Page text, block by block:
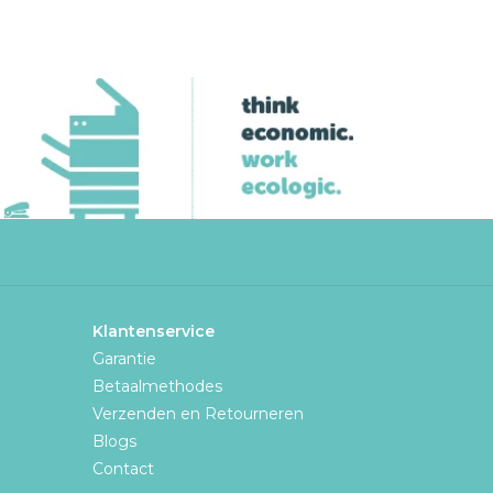
Klantenservice
Garantie
Betaalmethodes
Verzenden en Retourneren
Blogs
Contact